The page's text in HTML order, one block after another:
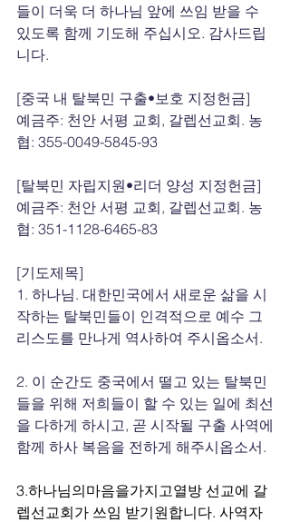
들이 더욱 더 하나님 앞에 쓰임 받을 수
있도록 함께 기도해 주십시오. 감사드립
니다.
[중국 내 탈북민 구출•보호 지정헌금]
예금주: 천안 서평 교회, 갈렙선교회. 농
협: 355-0049-5845-93
[탈북민 자립지원•리더 양성 지정헌금]
예금주: 천안 서평 교회, 갈렙선교회. 농
협: 351-1128-6465-83
[기도제목]
1. 하나님. 대한민국에서 새로운 삶을 시
작하는 탈북민들이 인격적으로 예수 그
리스도를 만나게 역사하여 주시옵소서.
2. 이 순간도 중국에서 떨고 있는 탈북민
들을 위해 저희들이 할 수 있는 일에 최선
을 다하게 하시고, 곧 시작될 구출 사역에
함께 하사 복음을 전하게 해주시옵소서.
3.하나님의마음을가지고열방 선교에 갈
렙선교회가 쓰임 받기원합니다. 사역자